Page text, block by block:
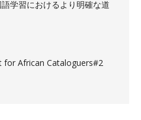
学習におけるより明確な道
for African Cataloguers#2